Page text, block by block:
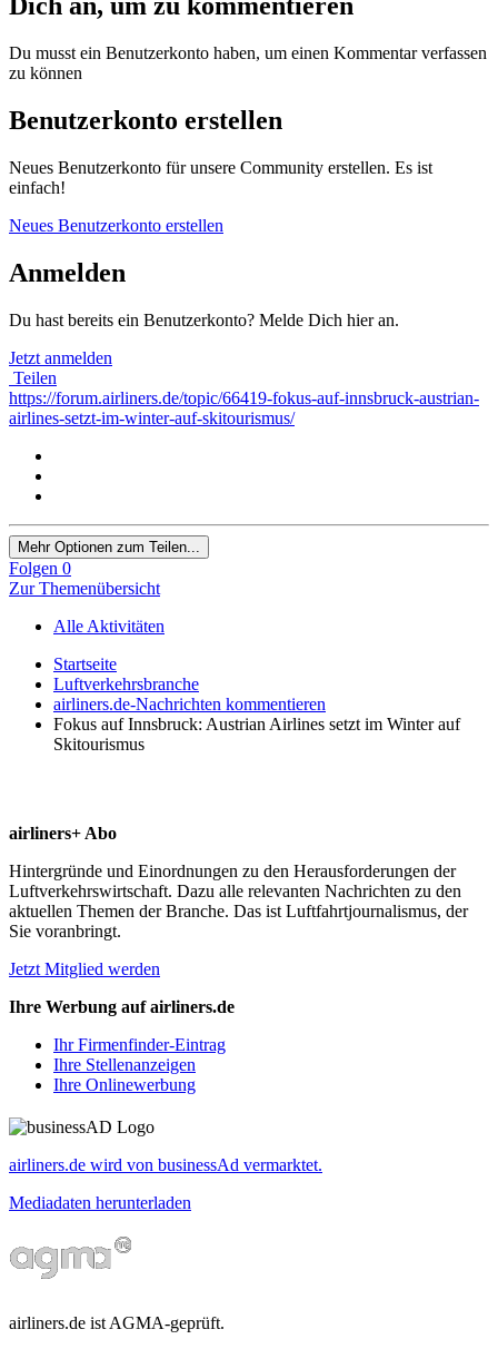
Dich an, um zu kommentieren
Du musst ein Benutzerkonto haben, um einen Kommentar verfassen
zu können
Benutzerkonto erstellen
Neues Benutzerkonto für unsere Community erstellen. Es ist
einfach!
Neues Benutzerkonto erstellen
Anmelden
Du hast bereits ein Benutzerkonto? Melde Dich hier an.
Jetzt anmelden
Teilen
https://forum.airliners.de/topic/66419-fokus-auf-innsbruck-austrian-
airlines-setzt-im-winter-auf-skitourismus/
Mehr Optionen zum Teilen...
Folgen 0
Zur Themenübersicht
Alle Aktivitäten
Startseite
Luftverkehrsbranche
airliners.de-Nachrichten kommentieren
Fokus auf Innsbruck: Austrian Airlines setzt im Winter auf
Skitourismus
airliners+ Abo
Hintergründe und Einordnungen zu den Herausforderungen der
Luftverkehrswirtschaft. Dazu alle relevanten Nachrichten zu den
aktuellen Themen der Branche. Das ist Luftfahrtjournalismus, der
Sie voranbringt.
Jetzt Mitglied werden
Ihre Werbung auf airliners.de
Ihr Firmenfinder-Eintrag
Ihre Stellenanzeigen
Ihre Onlinewerbung
airliners.de wird von businessAd vermarktet.
Mediadaten herunterladen
airliners.de ist AGMA-geprüft.